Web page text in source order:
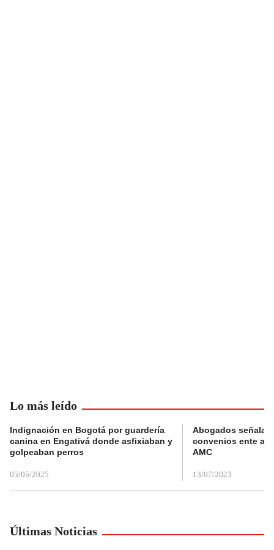
Lo más leído
Indignación en Bogotá por guardería
canina en Engativá donde asfixiaban y
golpeaban perros
05/05/2025
Abogados
convenios ente
AMC
13/07/2023
Últimas Noticias